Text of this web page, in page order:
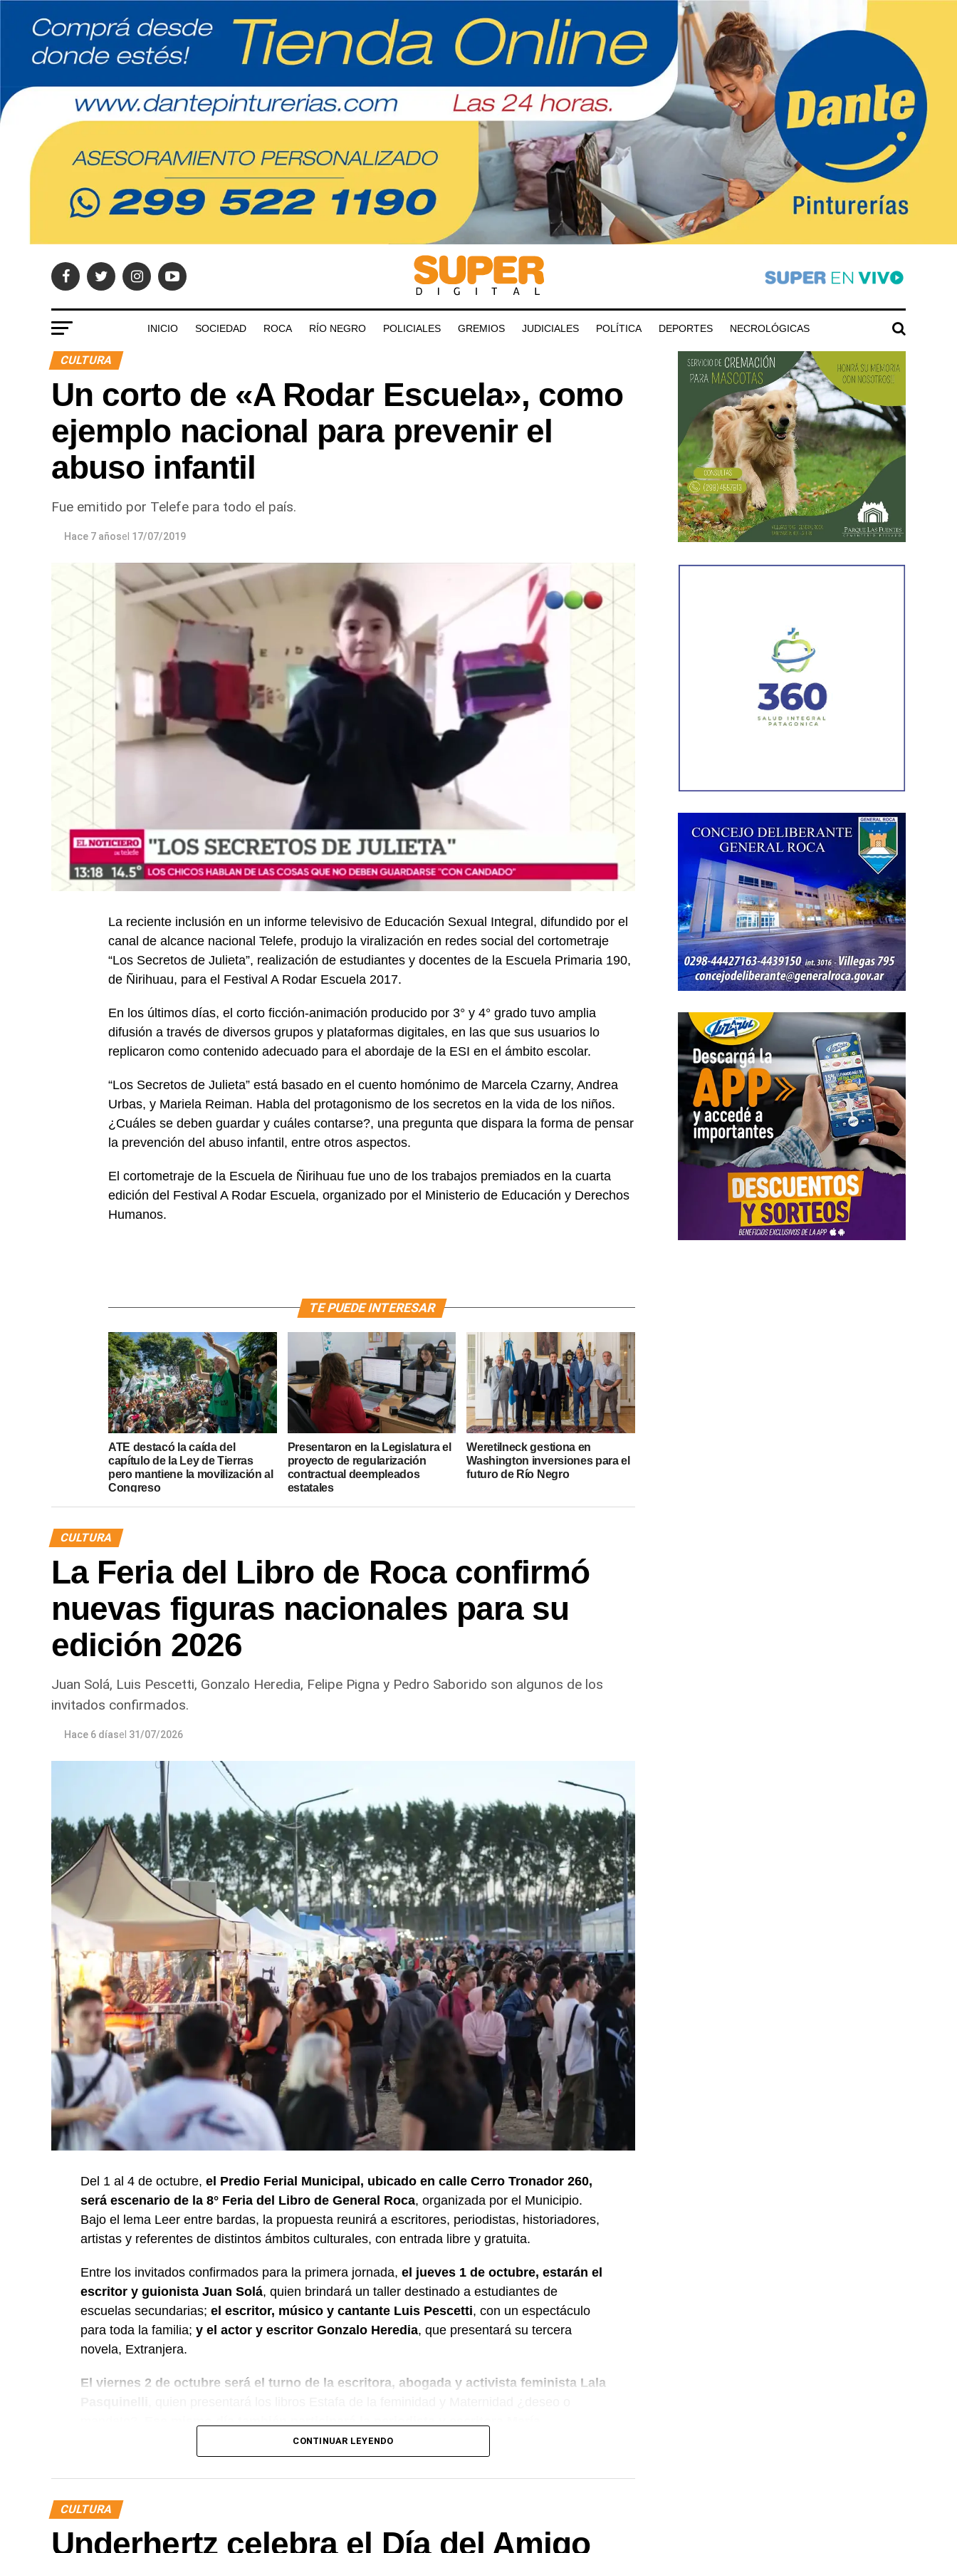
INICIO SOCIEDAD ROCA RÍO NEGRO POLICIALES GREMIOS JUDICIALES POLÍTICA DEPORTES NECROLÓGICAS
CULTURA
Un corto de «A Rodar Escuela», como
ejemplo nacional para prevenir el
abuso infantil
Fue emitido por Telefe para todo el país.
Hace 7 añosel 17/07/2019
La reciente inclusión en un informe televisivo de Educación Sexual Integral, difundido por el
canal de alcance nacional Telefe, produjo la viralización en redes social del cortometraje
“Los Secretos de Julieta”, realización de estudiantes y docentes de la Escuela Primaria 190,
de Ñirihuau, para el Festival A Rodar Escuela 2017.
En los últimos días, el corto ficción-animación producido por 3° y 4° grado tuvo amplia
difusión a través de diversos grupos y plataformas digitales, en las que sus usuarios lo
replicaron como contenido adecuado para el abordaje de la ESI en el ámbito escolar.
“Los Secretos de Julieta” está basado en el cuento homónimo de Marcela Czarny, Andrea
Urbas, y Mariela Reiman. Habla del protagonismo de los secretos en la vida de los niños.
¿Cuáles se deben guardar y cuáles contarse?, una pregunta que dispara la forma de pensar
la prevención del abuso infantil, entre otros aspectos.
El cortometraje de la Escuela de Ñirihuau fue uno de los trabajos premiados en la cuarta
edición del Festival A Rodar Escuela, organizado por el Ministerio de Educación y Derechos
Humanos.
TE PUEDE INTERESAR
ATE destacó la caída del
capítulo de la Ley de Tierras
pero mantiene la movilización al
Congreso
Presentaron en la Legislatura el
proyecto de regularización
contractual deempleados
estatales
Weretilneck gestiona en
Washington inversiones para el
futuro de Río Negro
CULTURA
La Feria del Libro de Roca confirmó
nuevas figuras nacionales para su
edición 2026
Juan Solá, Luis Pescetti, Gonzalo Heredia, Felipe Pigna y Pedro Saborido son algunos de los
invitados confirmados.
Hace 6 díasel 31/07/2026
Del 1 al 4 de octubre, el Predio Ferial Municipal, ubicado en calle Cerro Tronador 260,
será escenario de la 8° Feria del Libro de General Roca, organizada por el Municipio.
Bajo el lema Leer entre bardas, la propuesta reunirá a escritores, periodistas, historiadores,
artistas y referentes de distintos ámbitos culturales, con entrada libre y gratuita.
Entre los invitados confirmados para la primera jornada, el jueves 1 de octubre, estarán el
escritor y guionista Juan Solá, quien brindará un taller destinado a estudiantes de
escuelas secundarias; el escritor, músico y cantante Luis Pescetti, con un espectáculo
para toda la familia; y el actor y escritor Gonzalo Heredia, que presentará su tercera
novela, Extranjera.
El viernes 2 de octubre será el turno de la escritora, abogada y activista feminista Lala
, con su obra Montoneros, una historia visual.
Una historia de la felicidad.
El cierre, el domingo 4 de octubre, tendrá como protagonistas a la psicóloga
CONTINUAR LEYENDO
CULTURA
Underhertz celebra el Día del Amigo